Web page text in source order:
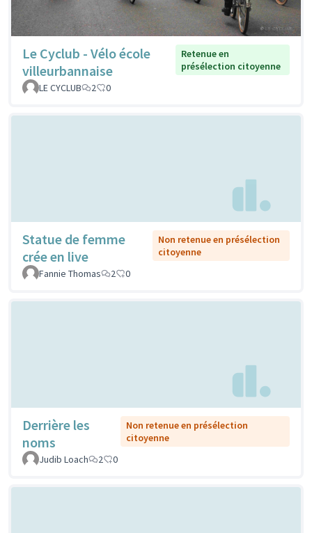
Le Cyclub - Vélo école
villeurbannaise
Retenue en
présélection citoyenne
LE CYCLUB
2 0
Statue de femme
crée en live
Non retenue en présélection
citoyenne
Fannie Thomas
2 0
Derrière les
noms
Non retenue en présélection
citoyenne
Judib Loach
2 0